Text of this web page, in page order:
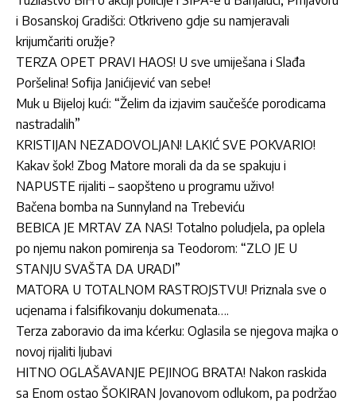
i Bosanskoj Gradišci: Otkriveno gdje su namjeravali
krijumčariti oružje?
TERZA OPET PRAVI HAOS! U sve umiješana i Slađa
Poršelina! Sofija Janićijević van sebe!
Muk u Bijeloj kući: “Želim da izjavim saučešće porodicama
nastradalih”
KRISTIJAN NEZADOVOLJAN! LAKIĆ SVE POKVARIO!
Kakav šok! Zbog Matore morali da da se spakuju i
NAPUSTE rijaliti – saopšteno u programu uživo!
Bačena bomba na Sunnyland na Trebeviću
BEBICA JE MRTAV ZA NAS! Totalno poludjela, pa oplela
po njemu nakon pomirenja sa Teodorom: “ZLO JE U
STANJU SVAŠTA DA URADI”
MATORA U TOTALNOM RASTROJSTVU! Priznala sve o
ucjenama i falsifikovanju dokumenata….
Terza zaboravio da ima kćerku: Oglasila se njegova majka o
novoj rijaliti ljubavi
HITNO OGLAŠAVANJE PEJINOG BRATA! Nakon raskida
sa Enom ostao ŠOKIRAN Jovanovom odlukom, pa podržao